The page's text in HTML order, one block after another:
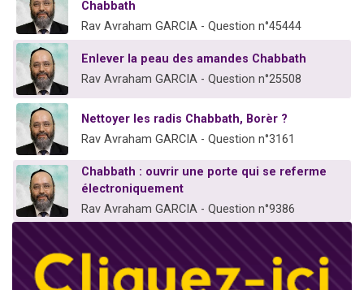
Chabbath
Rav Avraham GARCIA - Question n°45444
Enlever la peau des amandes Chabbath
Rav Avraham GARCIA - Question n°25508
Nettoyer les radis Chabbath, Borèr ?
Rav Avraham GARCIA - Question n°3161
Chabbath : ouvrir une porte qui se referme
électroniquement
Rav Avraham GARCIA - Question n°9386